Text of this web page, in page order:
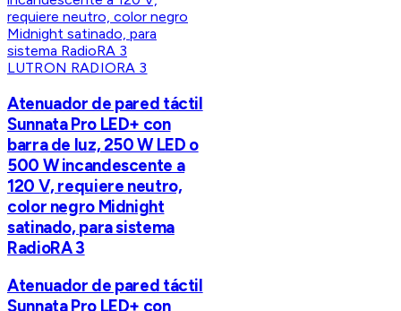
LUTRON RADIORA 3
Atenuador de pared táctil
Sunnata Pro LED+ con
barra de luz, 250 W LED o
500 W incandescente a
120 V, requiere neutro,
color negro Midnight
satinado, para sistema
RadioRA 3
Atenuador de pared táctil
Sunnata Pro LED+ con